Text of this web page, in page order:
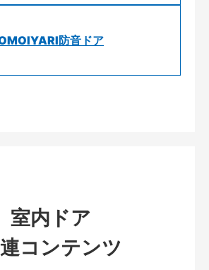
防音ドア
室内ドア
コンテンツ